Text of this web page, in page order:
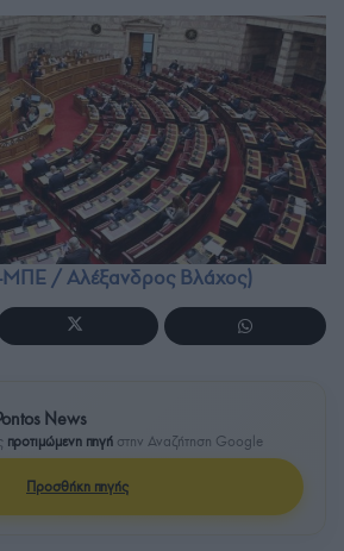
ΜΠΕ / Αλέξανδρος Βλάχος)
News
προτιμώμενη πηγή στην Αναζήτηση Google
Προσθήκη πηγής